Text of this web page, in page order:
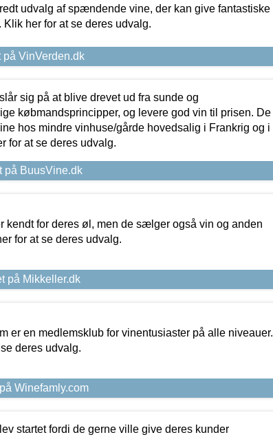
udvalg af spændende vine, der kan give fantastiske
Klik her for at se deres udvalg.
på VinVerden.dk
sig på at blive drevet ud fra sunde og
købmandsprincipper, og levere god vin til prisen. De
hos mindre vinhuse/gårde hovedsalig i Frankrig og i
for at se deres udvalg.
på BuusVine.dk
kendt for deres øl, men de sælger også vin og anden
for at se deres udvalg.
på Mikkeller.dk
er en medlemsklub for vinentusiaster på alle niveauer.
deres udvalg.
Winefamly.com
startet fordi de gerne ville give deres kunder